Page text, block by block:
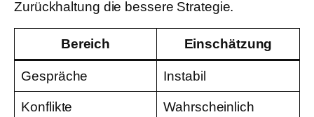
Zurückhaltung die bessere Strategie.
Bereich Einschätzung
Gespräche Instabil
Konflikte Wahrscheinlich